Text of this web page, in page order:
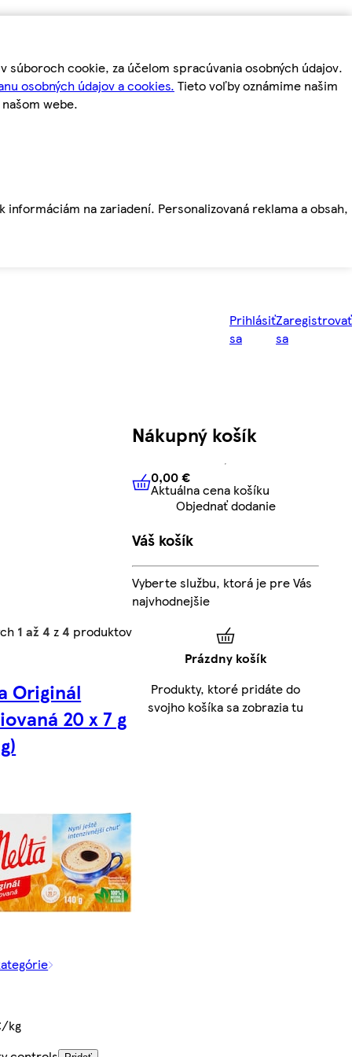
cookie, za účelom spracúvania osobných údajov.
osobných údajov a cookies. Tieto voľby oznámime našim
webe.
na zariadení. Personalizovaná reklama a obsah,
Prihlásiť
sa
Zaregistrovať
sa
1 až 4 z4 produktov
Originál
20 x 7 g
kg
Nákupný košík
0,00 € Aktuálna cena košíku
0,00 €
Aktuálna cena košíku
Objednať dodanie
Váš košík
Vyberte službu, ktorá je pre Vás
najvhodnejšie
Prázdny košík
Produkty, ktoré pridáte do
svojho košíka sa zobrazia tu